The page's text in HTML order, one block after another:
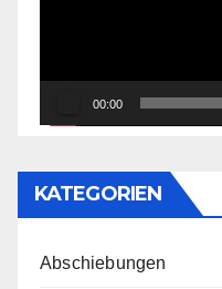
00:00
KATEGORIEN
Abschiebungen